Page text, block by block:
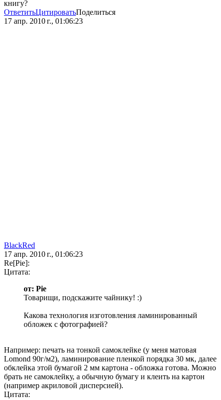
книгу?
ОтветитьЦитироватьПоделиться
17 апр. 2010 г., 01:06:23
BlackRed
17 апр. 2010 г., 01:06:23
Re[Pie]:
Цитата:
от: Pie
Товарищи, подскажите чайнику! :)
Какова технология изготовления ламинированный
обложек с фотографией?
Например: печать на тонкой самоклейке (у меня матовая
Lomond 90г/м2), ламинирование пленкой порядка 30 мк, далее
обклейка этой бумагой 2 мм картона - обложка готова. Можно
брать не самоклейку, а обычную бумагу и клеить на картон
(например акриловой дисперсией).
Цитата: